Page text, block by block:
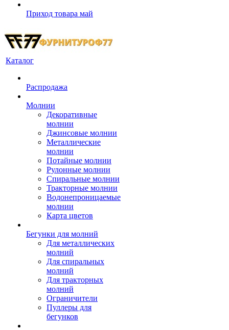
Приход товара май
Каталог
Распродажа
Молнии
Декоративные
молнии
Джинсовые молнии
Металлические
молнии
Потайные молнии
Рулонные молнии
Спиральные молнии
Тракторные молнии
Водонепроницаемые
молнии
Карта цветов
Бегунки для молний
Для металлических
молний
Для спиральных
молний
Для тракторных
молний
Ограничители
Пуллеры для
бегунков